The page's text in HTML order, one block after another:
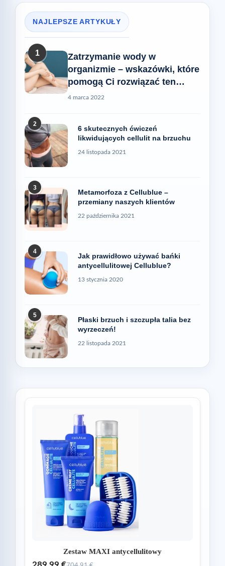
NAJLEPSZE ARTYKUŁY
1
Zatrzymanie wody w
organizmie – wskazówki, które
pomogą Ci rozwiązać ten
problem
4 marca 2022
2
6 skutecznych ćwiczeń
likwidujących cellulit na brzuchu
24 listopada 2021
3
Metamorfoza z Cellublue –
przemiany naszych klientów
22 października 2021
4
Jak prawidłowo używać bańki
antycellulitowej Cellublue?
13 stycznia 2020
5
Płaski brzuch i szczupła talia bez
wyrzeczeń!
22 listopada 2021
Zestaw MAXI antycellulitowy